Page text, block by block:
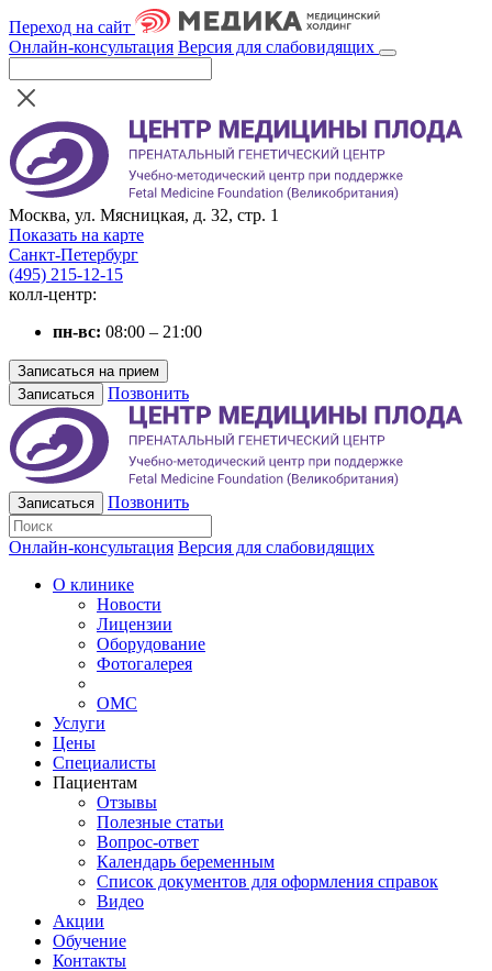
Переход на сайт
Онлайн-консультация Версия для слабовидящих
Москва, ул. Мясницкая, д. 32, стр. 1
Показать на карте
Санкт-Петербург
(495) 215-12-15
колл-центр:
пн-вс: 08:00 – 21:00
Записаться на прием
Записаться
Позвонить
Записаться Позвонить
Онлайн-консультация Версия для слабовидящих
О клинике
Новости
Лицензии
Оборудование
Фотогалерея
ОМС
Услуги
Цены
Специалисты
Пациентам
Отзывы
Полезные статьи
Вопрос-ответ
Календарь беременным
Список документов для оформления справок
Видео
Акции
Обучение
Контакты